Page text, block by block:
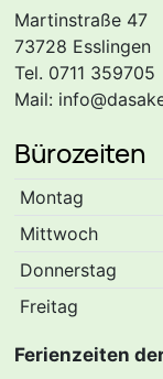
Martinstraße 47
73728 Esslingen
Tel. 0711 359705
Mail:
Bürozeiten
Montag
Mittwoch
Donnerstag
Freitag
Ferienzeiten